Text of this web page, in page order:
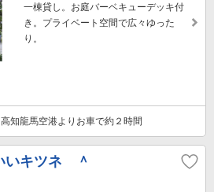
一棟貸し。お庭バーベキューデッキ付
き。プライベート空間で広々ゆった
り。
知龍馬空港よりお車で約２時間
いキツネ ＾